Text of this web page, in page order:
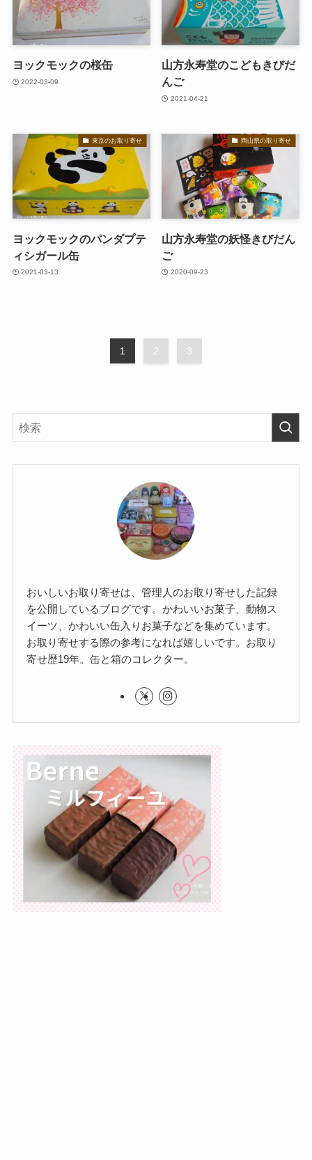
ヨックモックの桜缶
2022-03-09
山方永寿堂のこどもきびだ
んご
2021-04-21
東京のお取り寄せ
ヨックモックのパンダプテ
ィシガール缶
2021-03-13
岡山県の取り寄せ
山方永寿堂の妖怪きびだん
ご
2020-09-23
1 2 3
おいしいお取り寄せは、管理人のお取り寄せした記録
を公開しているブログです。かわいいお菓子、動物ス
イーツ、かわいい缶入りお菓子などを集めています。
お取り寄せする際の参考になれば嬉しいです。お取り
寄せ歴19年。缶と箱のコレクター。